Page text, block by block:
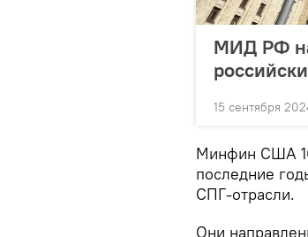
МИД РФ
15 сентября
Минфин США
последние
СПГ-отрасли.
Они